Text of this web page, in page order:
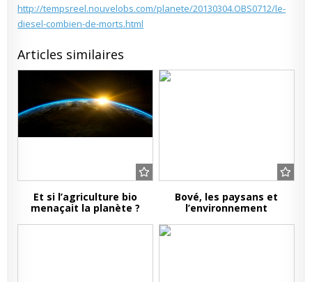
http://tempsreel.nouvelobs.com/planete/20130304.OBS0712/le-
diesel-combien-de-morts.html
Articles similaires
Et si l’agriculture bio
menaçait la planète ?
Bové, les paysans et
l’environnement